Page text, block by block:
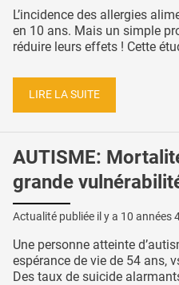
L’incidence des allergies
en 10 ans. Mais un simple
réduire leurs effets ! Cette
LIRE LA SUITE
AUTISME:
grande
Actualité publiée il y a 10 années
Une personne atteinte
espérance de vie de 54 ans,
Des taux de suicide